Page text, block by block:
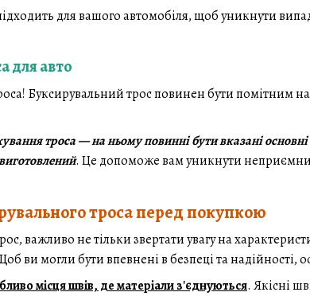
для вашого автомобіля, щоб уникнути
для авто
Буксирувальний трос повинен бути помітним
троса — на ньому повинні бути вказані
. Це допоможе вам уникнути неприємних
троса перед покупкою
важливо не тільки звертати увагу на
ви могли бути впевнені в безпеці та надійності,
місця швів, де матеріали з'єднуються. Якісні